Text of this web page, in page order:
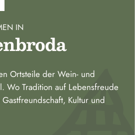
IN
Ortsteile der Wein- und
Wo Tradition auf Lebensfreude
Kultur und